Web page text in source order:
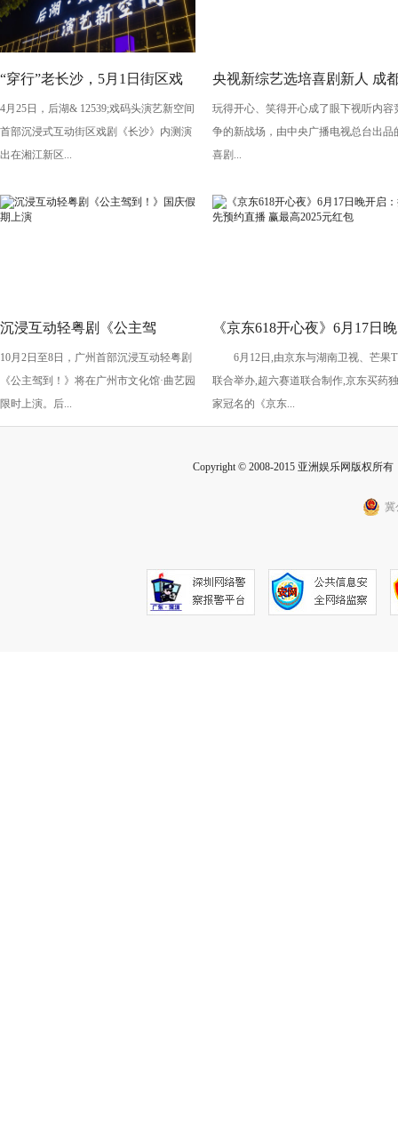
“穿行”老长沙，5月1日街区戏
剧《长沙》将亮相“后湖・戏码
头”
4月25日，后湖& 12539;戏码头演艺新空间
首部沉浸式互动街区戏剧《长沙》内测演
出在湘江新区...
央视新综艺选培喜剧新人 成
导演执导《笑有新生》
玩得开心、笑得开心成了眼下视听内容
争的新战场，由中央广播电视总台出品
喜剧...
沉浸互动轻粤剧《公主驾
到！》国庆假期上演
10月2日至8日，广州首部沉浸互动轻粤剧
《公主驾到！》将在广州市文化馆·曲艺园
限时上演。后...
《京东618开心夜》6月17日晚
开启：抢先预约直播 赢最高
2025元红包
6月12日,由京东与湖南卫视、芒果
联合举办,超六赛道联合制作,京东买药独
家冠名的《京东...
Copyright © 2008-2015 亚洲娱乐网版权所
冀